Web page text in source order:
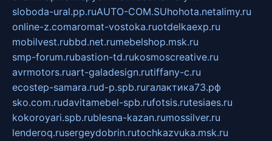
sloboda-ural.pp.ruAUTO-COM.SUhohota.netalimy.ru
online-z.comaromat-vostoka.ruotdelkaexp.ru
mobilvest.rubbd.net.rumebelshop.msk.ru
smp-forum.rubastion-td.rukosmoscreative.ru
avrmotors.ruart-galadesign.rutiffany-c.ru
ecostep-samara.rud-p.spb.ruгалактика73.рф
sko.com.rudavitamebel-spb.rufotsis.rutesiaes.ru
kokoroyari.spb.rublesna-kazan.rumossilver.ru
lenderoq.rusergeydobrin.rutochkazvuka.msk.ru